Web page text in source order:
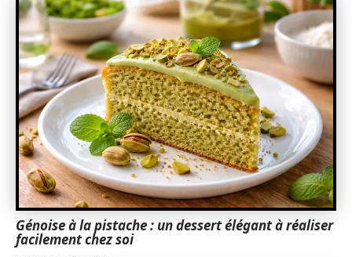
Génoise à la pistache : un dessert élégant à réaliser
facilement chez soi